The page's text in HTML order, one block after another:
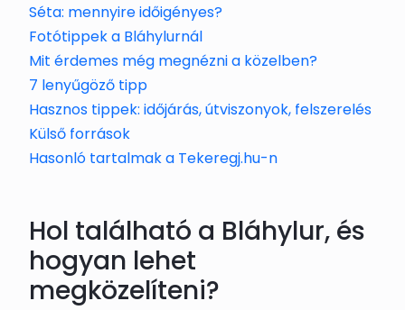
Séta: mennyire időigényes?
Fotótippek a Bláhylurnál
Mit érdemes még megnézni a közelben?
7 lenyűgöző tipp
Hasznos tippek: időjárás, útviszonyok, felszerelés
Külső források
Hasonló tartalmak a Tekeregj.hu-n
Hol található a Bláhylur, és
hogyan lehet
megközelíteni?